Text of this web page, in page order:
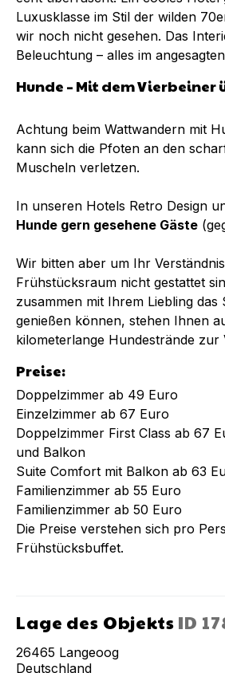
Luxusklasse im Stil der wilden
wir noch nicht gesehen. Das
Beleuchtung – alles im
Hunde – Mit dem Vierbeiner
Achtung beim Wattwandern mit
kann sich die Pfoten an den
Muscheln verletzen.
In unseren Hotels Retro Design
Hunde gern gesehene Gäste
Wir bitten aber um Ihr
Frühstücksraum nicht gestattet
zusammen mit Ihrem Liebling das
genießen können, stehen Ihnen
kilometerlange Hundestrände zur
Preise:
Doppelzimmer ab 49 Euro
Einzelzimmer ab 67 Euro
Doppelzimmer First Class ab 67
und Balkon
Suite Comfort mit Balkon ab 63
Familienzimmer ab 55 Euro
Familienzimmer ab 50 Euro
Die Preise verstehen sich pro
Frühstücksbuffet.
Lage des Objekts ID
26465 Langeoog
Deutschland